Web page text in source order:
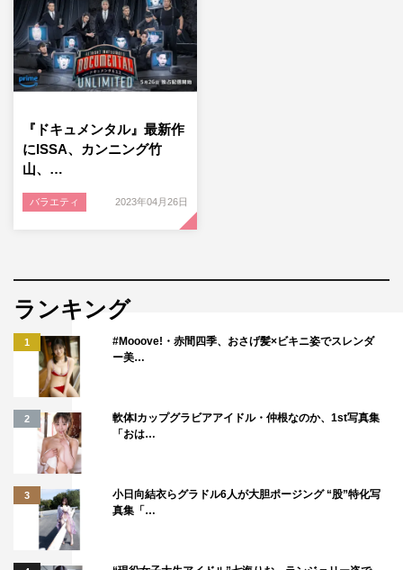
『ドキュメンタル』最新作
にISSA、カンニング竹
山、…
バラエティ 2023年04月26日
ランキング
1
#Mooove!・赤間四季、おさげ髪×ビキニ姿でスレンダ
ー美…
2
軟体Iカップグラビアアイドル・仲根なのか、1st写真集
「おは…
3
小日向結衣らグラドル6人が大胆ポージング “股”特化写
真集「…